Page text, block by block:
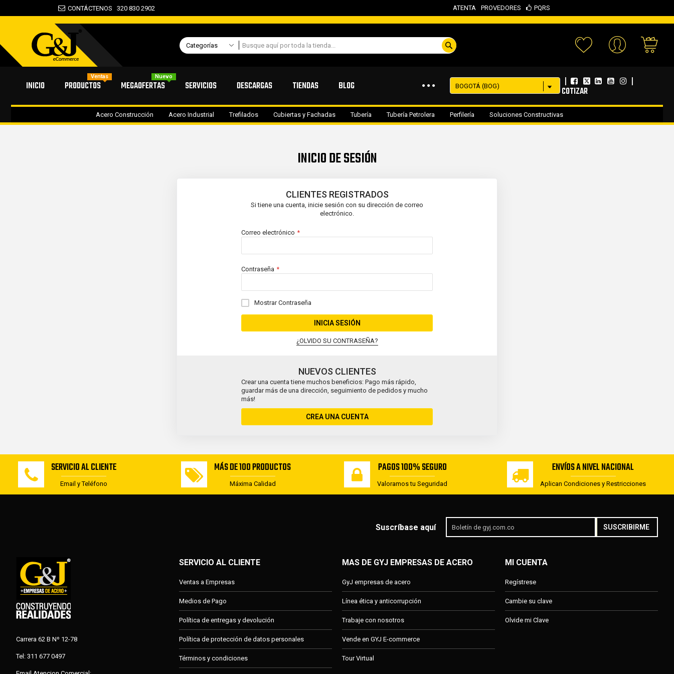
CONTÁCTENOS 320 830 2902 ATENTA PROVEDORES PQRS
Categorías
Your
INICIO PRODUCTOS
Ventas
MEGAOFERTAS
Nuevo
SERVICIOS DESCARGAS TIENDAS BLOG | |
COTIZAR
Acero Construcción Acero Industrial Trefilados Cubiertas y Fachadas Tubería Tubería Petrolera Perfilería Soluciones Constructivas
INICIO DE SESIÓN
CLIENTES REGISTRADOS
Si tiene una cuenta, inicie sesión con su dirección de correo
electrónico.
Correo electrónico
Contraseña
Mostrar Contraseña
INICIA SESIÓN
¿OLVIDO SU CONTRASEÑA?
NUEVOS CLIENTES
Crear una cuenta tiene muchos beneficios: Pago más rápido,
guardar más de una dirección, seguimiento de pedidos y mucho
más!
CREA UNA CUENTA
SERVICIO AL CLIENTE
Email y Teléfono
MÁS DE 100 PRODUCTOS
Máxima Calidad
PAGOS 100% SEGURO
Valoramos tu Seguridad
ENVÍOS A NIVEL NACIONAL
Aplican Condiciones y Restricciones
Suscríbase aquí SUSCRIBIRME
Carrera 62 B Nº 12-78
Tel: 311 677 0497
SERVICIO AL CLIENTE
Ventas a Empresas
Medios de Pago
Política de entregas y devolución
Política de protección de datos personales
Términos y condiciones
MAS DE GYJ EMPRESAS DE ACERO
GyJ empresas de acero
Línea ética y anticorrupción
Trabaje con nosotros
Vende en GYJ E-commerce
Tour Virtual
MI CUENTA
Regístrese
Cambie su clave
Olvide mi Clave